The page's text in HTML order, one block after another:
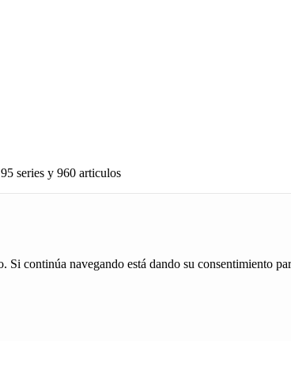
series y 960 articulos
continúa navegando está dando su consentimiento